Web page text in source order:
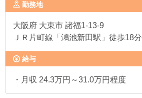
勤務地
大阪府 大東市 諸福1‐13‐9
ＪＲ片町線「鴻池新田駅」徒歩18分
給与
・月収 24.3万円～31.0万円程度